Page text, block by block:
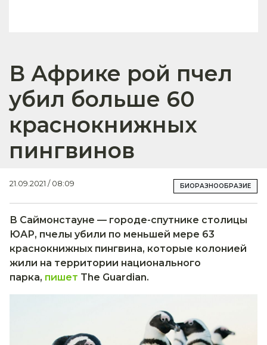
В Африке рой пчел
убил больше 60
краснокнижных
пингвинов
21.09.2021 / 08:09 БИОРАЗНООБРАЗИЕ
В Саймонстауне — городе-спутнике столицы
ЮАР, пчелы убили по меньшей мере 63
краснокнижных пингвина, которые колонией
жили на территории национального
парка, пишет The Guardian.